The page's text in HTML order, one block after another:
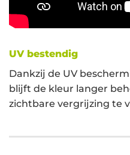
UV bestendig
Dankzij de UV
blijft de kleur langer
zichtbare vergrijzing te